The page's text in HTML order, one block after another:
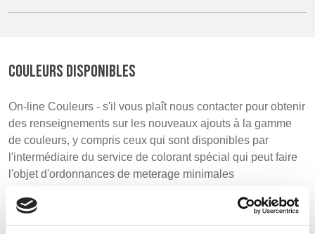
UK, NORTHERN
IRELAND & REPUBLIC
COULEURS DISPONIBLES
On-line Couleurs - s'il vous plaît nous contacter pour obtenir
des renseignements sur les nouveaux ajouts à la gamme
de couleurs, y compris ceux qui sont disponibles par
l'intermédiaire du service de colorant spécial qui peut faire
l'objet d'ordonnances de meterage minimales